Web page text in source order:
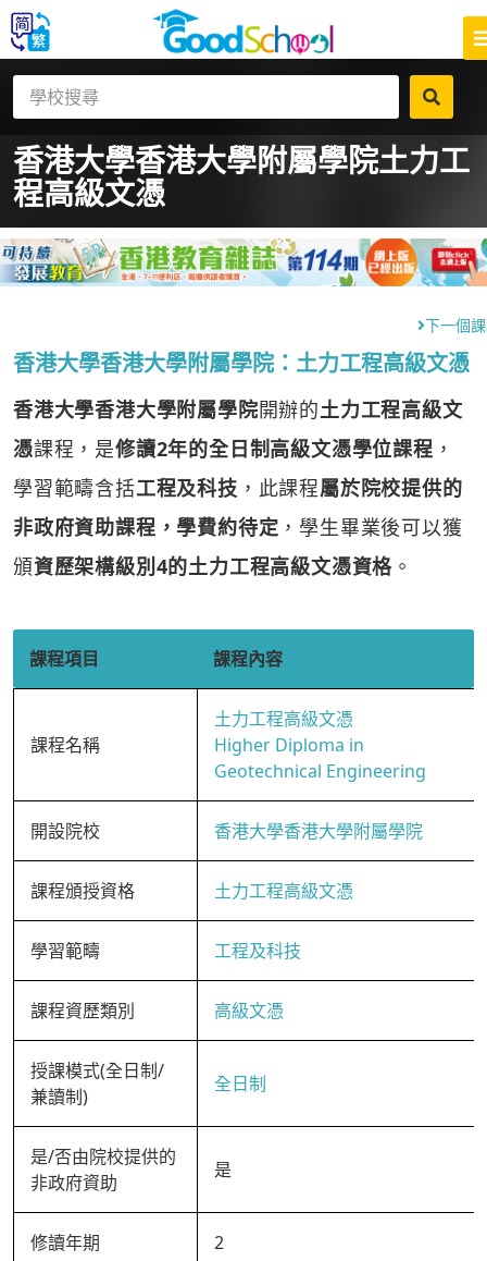
香港大學香港大學附屬學院土力工
程高級文憑
下一個
香港大學香港大學附屬學院：土力工程高級文憑
香港大學香港大學附屬學院開辦的土力工程高級文
憑課程，是修讀2年的全日制高級文憑學位課程 ，
學習範疇含括工程及科技 ，此課程屬於院校提供的
非政府資助課程，學費約待定 ，學生畢業後可以獲
頒資歷架構級別4的土力工程高級文憑資格 。
課程項目 課程內容
課程名稱
土力工程高級文憑
Higher Diploma in
Geotechnical Engineering
開設院校 香港大學香港大學附屬學院
課程頒授資格 土力工程高級文憑
學習範疇 工程及科技
課程資歷類別 高級文憑
授課模式(全日制/
兼讀制)
全日制
是/否由院校提供的
非政府資助
是
修讀年期 2